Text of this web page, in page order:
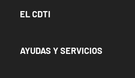
Menu Footer Cdti
EL CDTI
Menu Footer Ayudas y Servicios
AYUDAS Y SERVICIOS